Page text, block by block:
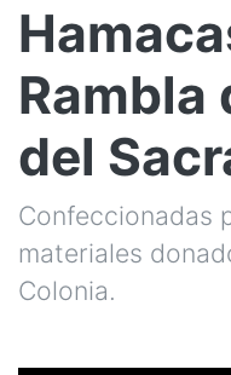
Rambla
del
Confeccionadas
materiales
Colonia.